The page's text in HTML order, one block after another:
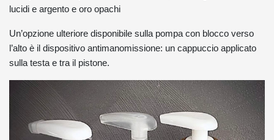
lucidi e argento e oro opachi
Un’opzione ulteriore disponibile sulla pompa con blocco verso
l’alto è il dispositivo antimanomissione: un cappuccio applicato
sulla testa e tra il pistone.